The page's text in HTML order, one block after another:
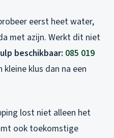
eerst heet water,
met azijn. Werkt dit niet
beschikbaar: 085 019
klus dan na een
lost niet alleen het
ook toekomstige